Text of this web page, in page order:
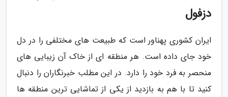
دزفول
ایران کشوری پهناور است که طبیعت های مختلفی را در دل
خود جای داده است. هر منطقه ای از خاک آن زیبایی های
منحصر به فرد خود را دارد. در این مطلب خبرنگاران را دنبال
کنید تا با هم به بازدید از یکی از تماشایی ترین منطقه ها